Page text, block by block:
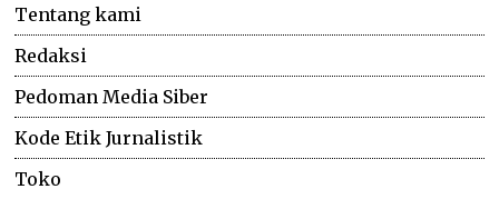
Tentang kami
Redaksi
Pedoman Media Siber
Kode Etik Jurnalistik
Toko